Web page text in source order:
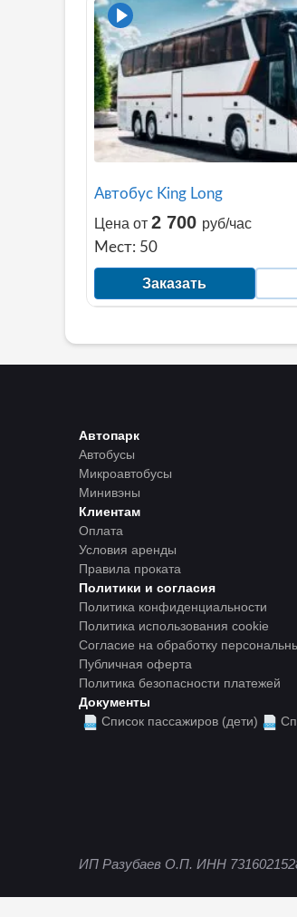
Автобус King Long
Цена от 2 700 руб/час
Мест: 50
Заказать
Автопарк
Автобусы
Микроавтобусы
Минивэны
Клиентам
Оплата
Условия аренды
Правила проката
Политики и согласия
Политика конфиденциальности
Политика использования cookie
Согласие на обработку
Публичная оферта
Политика безопасности платежей
Документы
Список пассажиров (дети)
ИП Разубаев О.П. ИНН